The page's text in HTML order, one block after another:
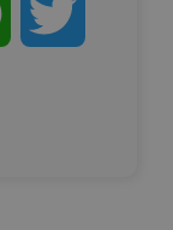
WhatsApp